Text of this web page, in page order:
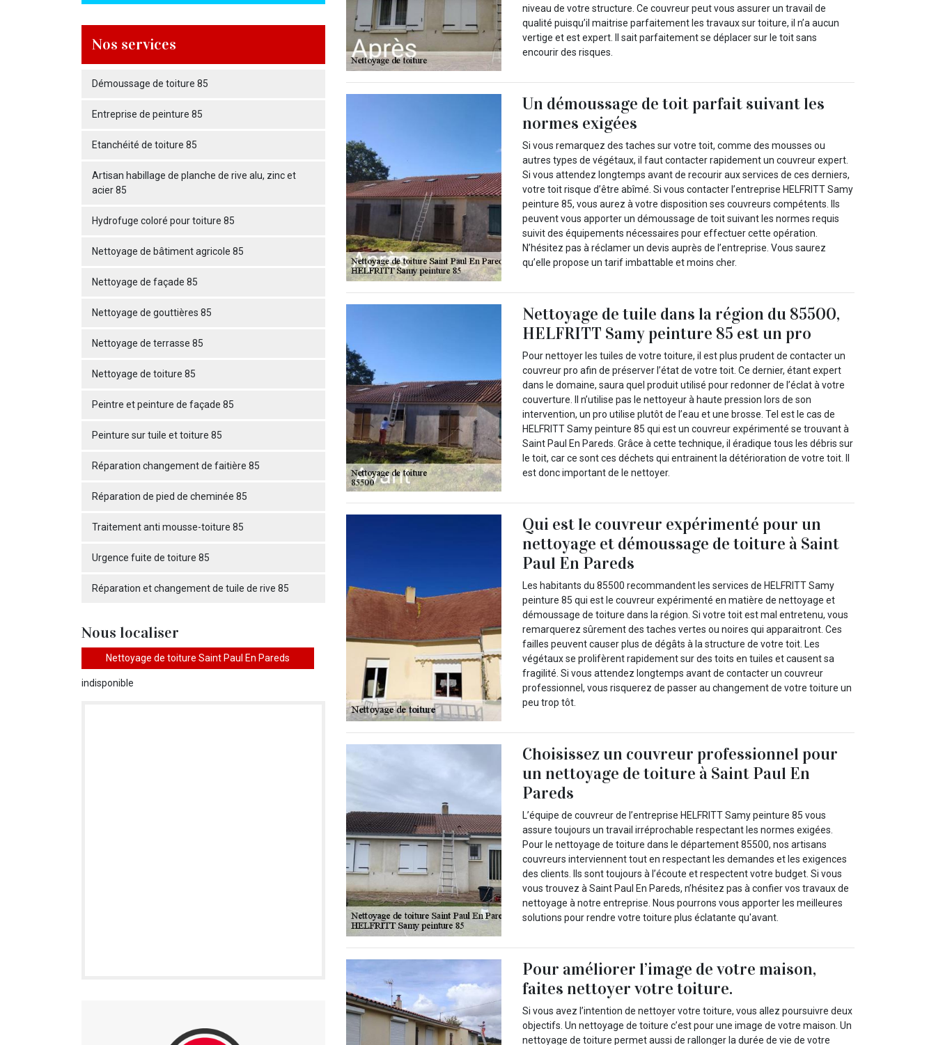
Nos services
Démoussage de toiture 85
Entreprise de peinture 85
Etanchéité de toiture 85
Artisan habillage de planche de rive alu, zinc et
acier 85
Hydrofuge coloré pour toiture 85
Nettoyage de bâtiment agricole 85
Nettoyage de façade 85
Nettoyage de gouttières 85
Nettoyage de terrasse 85
Nettoyage de toiture 85
Peintre et peinture de façade 85
Peinture sur tuile et toiture 85
Réparation changement de faitière 85
Réparation de pied de cheminée 85
Traitement anti mousse-toiture 85
Urgence fuite de toiture 85
Réparation et changement de tuile de rive 85
Nous localiser
Nettoyage de toiture Saint Paul En Pareds
indisponible
niveau de votre structure. Ce couvreur peut vous assurer un travail de
qualité puisqu’il maitrise parfaitement les travaux sur toiture, il n’a aucun
vertige et est expert. Il sait parfaitement se déplacer sur le toit sans
encourir des risques.
Un démoussage de toit parfait suivant les
normes exigées
Si vous remarquez des taches sur votre toit, comme des mousses ou
autres types de végétaux, il faut contacter rapidement un couvreur expert.
Si vous attendez longtemps avant de recourir aux services de ces derniers,
votre toit risque d’être abîmé. Si vous contacter l’entreprise HELFRITT Samy
peinture 85, vous aurez à votre disposition ses couvreurs compétents. Ils
peuvent vous apporter un démoussage de toit suivant les normes requis
suivit des équipements nécessaires pour effectuer cette opération.
N’hésitez pas à réclamer un devis auprès de l’entreprise. Vous saurez
qu’elle propose un tarif imbattable et moins cher.
Nettoyage de tuile dans la région du 85500,
HELFRITT Samy peinture 85 est un pro
Pour nettoyer les tuiles de votre toiture, il est plus prudent de contacter un
couvreur pro afin de préserver l’état de votre toit. Ce dernier, étant expert
dans le domaine, saura quel produit utilisé pour redonner de l’éclat à votre
couverture. Il n’utilise pas le nettoyeur à haute pression lors de son
intervention, un pro utilise plutôt de l’eau et une brosse. Tel est le cas de
HELFRITT Samy peinture 85 qui est un couvreur expérimenté se trouvant à
Saint Paul En Pareds. Grâce à cette technique, il éradique tous les débris sur
le toit, car ce sont ces déchets qui entrainent la détérioration de votre toit. Il
est donc important de le nettoyer.
Qui est le couvreur expérimenté pour un
nettoyage et démoussage de toiture à Saint
Paul En Pareds
Les habitants du 85500 recommandent les services de HELFRITT Samy
peinture 85 qui est le couvreur expérimenté en matière de nettoyage et
démoussage de toiture dans la région. Si votre toit est mal entretenu, vous
remarquerez sûrement des taches vertes ou noires qui apparaitront. Ces
failles peuvent causer plus de dégâts à la structure de votre toit. Les
végétaux se prolifèrent rapidement sur des toits en tuiles et causent sa
fragilité. Si vous attendez longtemps avant de contacter un couvreur
professionnel, vous risquerez de passer au changement de votre toiture un
peu trop tôt.
Choisissez un couvreur professionnel pour
un nettoyage de toiture à Saint Paul En
Pareds
L’équipe de couvreur de l’entreprise HELFRITT Samy peinture 85 vous
assure toujours un travail irréprochable respectant les normes exigées.
Pour le nettoyage de toiture dans le département 85500, nos artisans
couvreurs interviennent tout en respectant les demandes et les exigences
des clients. Ils sont toujours à l’écoute et respectent votre budget. Si vous
vous trouvez à Saint Paul En Pareds, n’hésitez pas à confier vos travaux de
nettoyage à notre entreprise. Nous pourrons vous apporter les meilleures
solutions pour rendre votre toiture plus éclatante qu'avant.
Pour améliorer l’image de votre maison,
faites nettoyer votre toiture.
Si vous avez l’intention de nettoyer votre toiture, vous allez poursuivre deux
objectifs. Un nettoyage de toiture c’est pour une image de votre maison. Un
nettoyage de toiture permet aussi de rallonger la durée de vie de votre